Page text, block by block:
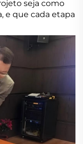
seja como
e que cada etapa